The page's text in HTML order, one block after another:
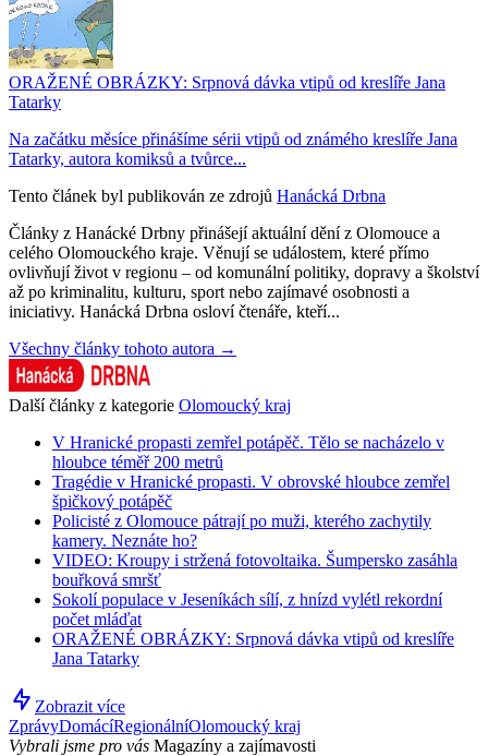
ORAŽENÉ OBRÁZKY: Srpnová dávka vtipů od kreslíře Jana
Tatarky
Na začátku měsíce přinášíme sérii vtipů od známého kreslíře Jana
Tatarky, autora komiksů a tvůrce...
Tento článek byl publikován ze zdrojů Hanácká Drbna
Články z Hanácké Drbny přinášejí aktuální dění z Olomouce a
celého Olomouckého kraje. Věnují se událostem, které přímo
ovlivňují život v regionu – od komunální politiky, dopravy a školství
až po kriminalitu, kulturu, sport nebo zajímavé osobnosti a
iniciativy. Hanácká Drbna osloví čtenáře, kteří...
Všechny články tohoto autora →
Další články z kategorie Olomoucký kraj
V Hranické propasti zemřel potápěč. Tělo se nacházelo v
hloubce téměř 200 metrů
Tragédie v Hranické propasti. V obrovské hloubce zemřel
špičkový potápěč
Policisté z Olomouce pátrají po muži, kterého zachytily
kamery. Neznáte ho?
VIDEO: Kroupy i stržená fotovoltaika. Šumpersko zasáhla
bouřková smršť
Sokolí populace v Jeseníkách sílí, z hnízd vylétl rekordní
počet mláďat
ORAŽENÉ OBRÁZKY: Srpnová dávka vtipů od kreslíře
Jana Tatarky
Zobrazit více
ZprávyDomácíRegionálníOlomoucký kraj
Vybrali jsme pro vás Magazíny a zajímavosti